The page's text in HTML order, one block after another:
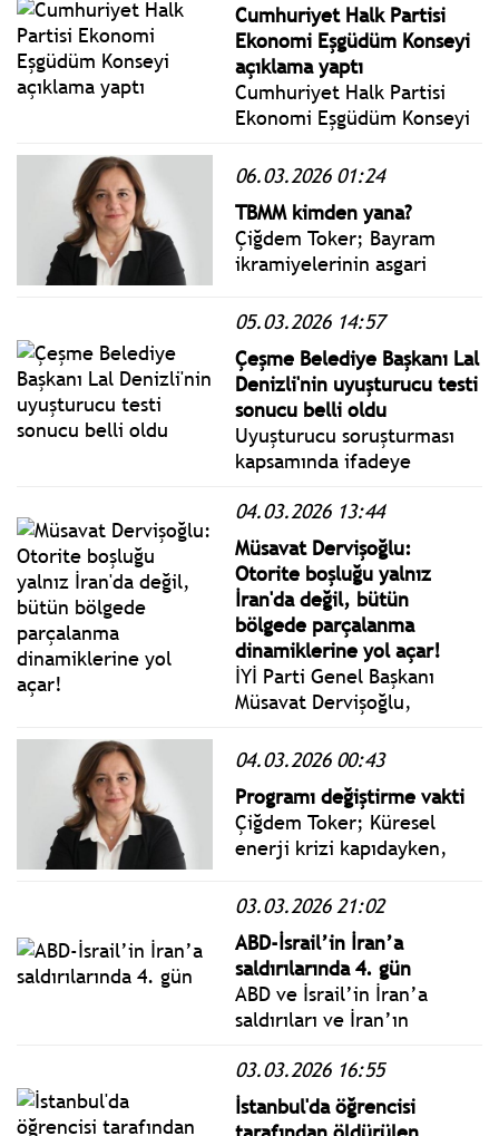
Cumhuriyet Halk Partisi
Ekonomi Eşgüdüm Konseyi
açıklama yaptı
Cumhuriyet Halk Partisi
Ekonomi Eşgüdüm Konseyi
Mart 2026 tarihinde
06.03.2026 01:24
TBMM kimden yana?
Çiğdem Toker; Bayram
ikramiyelerinin asgari
iktidarın geçmişte yaptığı
emeklilerin haklarını
sınırlamasının da önüne
geçecektir.
05.03.2026 14:57
Çeşme Belediye Başkanı Lal
Denizli'nin uyuşturucu testi
sonucu belli oldu
Uyuşturucu soruşturması
kapsamında ifadeye
Başkanı Lal Denizli'nin
uyuşturucu testi negatif
çıktı.
04.03.2026 13:44
Müsavat Dervişoğlu:
Otorite boşluğu yalnız
İran'da değil, bütün
bölgede parçalanma
dinamiklerine yol açar!
İYİ Parti Genel Başkanı
Müsavat Dervişoğlu,
gereken tez, her hal ve
bütünlüğünün ve üniter
devlet yapısının muhafaza
edilmesi olmalıdır." dedi.
04.03.2026 00:43
Programı değiştirme vakti
Çiğdem Toker; Küresel
enerji krizi kapıdayken,
enflasyon hedefi nasıl
muhafaza edilecek? Böyle
bir dert var mı?
03.03.2026 21:02
ABD-İsrail’in İran’a
saldırılarında 4. gün
ABD ve İsrail’in İran’a
saldırıları ve İran’ın
dördüncü gününde can
kayıpları 7 ülkeye yayıldı.
İran Kızılhaçı, ülkede
03.03.2026 16:55
İstanbul'da öğrencisi